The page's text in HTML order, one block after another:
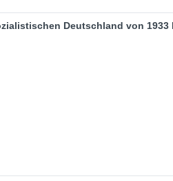
Deutschland von 1933